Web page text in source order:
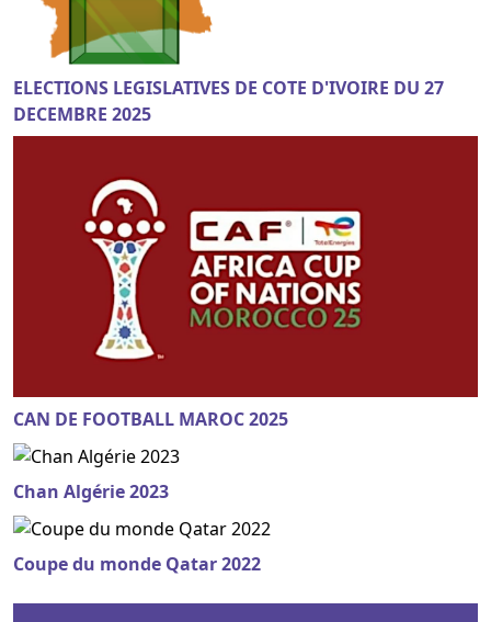
ELECTIONS LEGISLATIVES DE COTE D'IVOIRE DU 27
DECEMBRE 2025
CAN DE FOOTBALL MAROC 2025
Chan Algérie 2023
Coupe du monde Qatar 2022